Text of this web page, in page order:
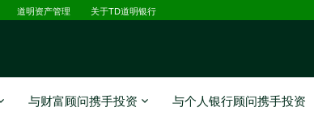
已选择道明资产管理 关于TD道明银行
与财富顾问携手投资 与个人银行顾问携手投资